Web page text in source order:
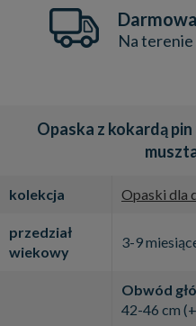
Na terenie
Opaska z kokardą
kolekcja Opaski dla
przedział
wiekowy
3-9
Obwód
42-46 cm